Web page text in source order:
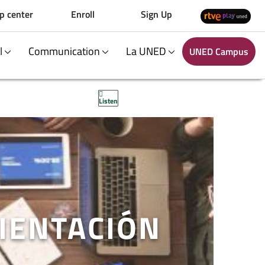
center Enroll Sign Up
Communication La UNED UNED Campus
Listen